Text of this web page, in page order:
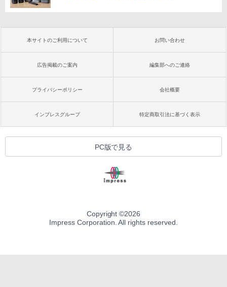
本サイトのご利用について お問い合わせ
広告掲載のご案内 編集部へのご連絡
プライバシーポリシー 会社概要
インプレスグループ 特定商取引法に基づく表示
PC版で見る
Copyright ©2026
Impress Corporation. All rights reserved.